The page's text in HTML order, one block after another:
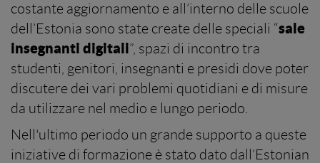
costante aggiornamento e all’interno delle scuole
dell’Estonia sono state create delle speciali “sale
insegnanti digitali”, spazi di incontro tra
studenti, genitori, insegnanti e presidi dove poter
discutere dei vari problemi quotidiani e di misure
da utilizzare nel medio e lungo periodo.
Nell'ultimo periodo un grande supporto a queste
iniziative di formazione è stato dato dall’Estonian